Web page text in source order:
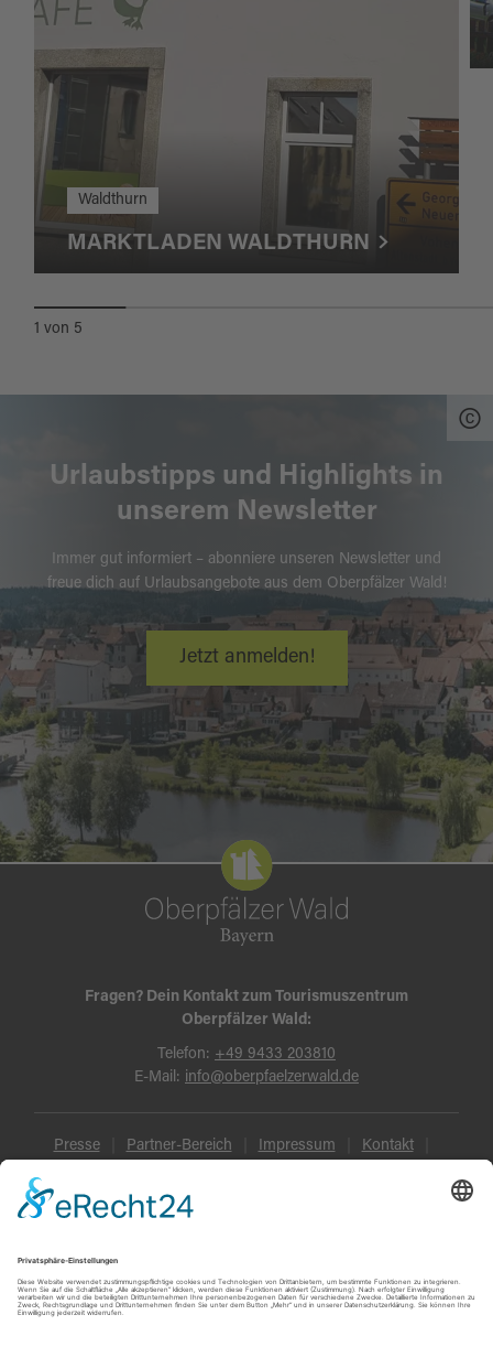
Waldthurn
MARKTLADEN WALDTHURN
1 von 5
Urlaubstipps und Highlights in
unserem Newsletter
Immer gut informiert – abonniere unseren Newsletter und
freue dich auf Urlaubsangebote aus dem Oberpfälzer Wald!
Jetzt anmelden!
Fragen? Dein Kontakt zum Tourismuszentrum
Oberpfälzer Wald:
Telefon: +49 9433 203810
E-Mail: info@oberpfaelzerwald.de
Presse Partner-Bereich Impressum Kontakt
Datenschutz